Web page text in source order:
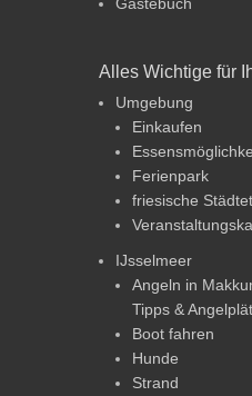
Alles Wichtige für
Umgebung
Einkaufen
Ferienpark
friesische
IJsselmeer
Angeln in
Tipps &
Boot fahren
Hunde
Strand